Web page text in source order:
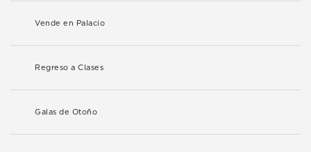
Vende en Palacio
Regreso a Clases
Galas de Otoño